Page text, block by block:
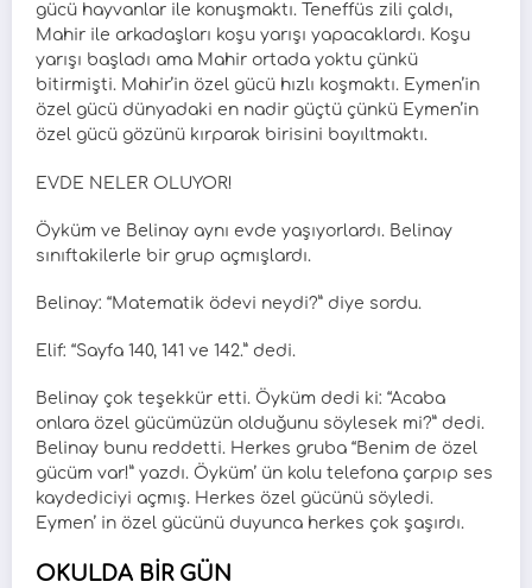
gücü hayvanlar ile konuşmaktı. Teneffüs zili çaldı,
Mahir ile arkadaşları koşu yarışı yapacaklardı. Koşu
yarışı başladı ama Mahir ortada yoktu çünkü
bitirmişti. Mahir’in özel gücü hızlı koşmaktı. Eymen’in
özel gücü dünyadaki en nadir güçtü çünkü Eymen’in
özel gücü gözünü kırparak birisini bayıltmaktı.
EVDE NELER OLUYOR!
Öyküm ve Belinay aynı evde yaşıyorlardı. Belinay
sınıftakilerle bir grup açmışlardı.
Belinay: “Matematik ödevi neydi?” diye sordu.
Elif: “Sayfa 140, 141 ve 142.” dedi.
Belinay çok teşekkür etti. Öyküm dedi ki: “Acaba
onlara özel gücümüzün olduğunu söylesek mi?” dedi.
Belinay bunu reddetti. Herkes gruba “Benim de özel
gücüm var!” yazdı. Öyküm’ ün kolu telefona çarpıp ses
kaydediciyi açmış. Herkes özel gücünü söyledi.
Eymen’ in özel gücünü duyunca herkes çok şaşırdı.
OKULDA BİR GÜN